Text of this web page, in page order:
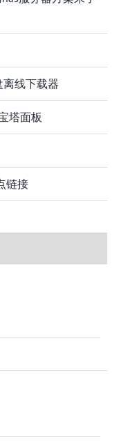
服务器方案来了-
离线下载器
塔面板
链接